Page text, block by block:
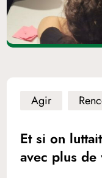
Agir
Et si on
avec plus de